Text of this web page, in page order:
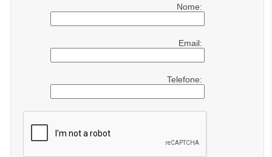
Nome:
Email:
Telefone: